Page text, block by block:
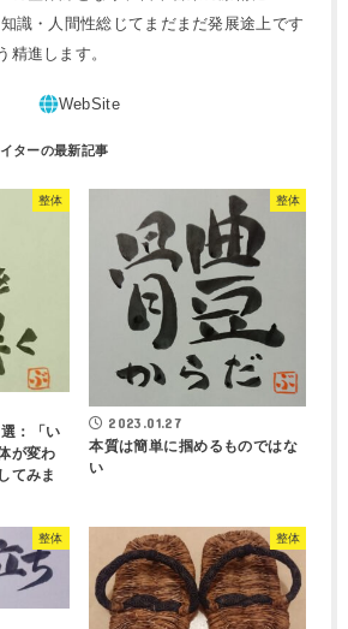
識・人間性総じてまだまだ発展途上です
精進します。
整体
：「い
が変わ
てみま
整体
2023.01.27
本質は簡単に掴めるものではな
い
整体 整体